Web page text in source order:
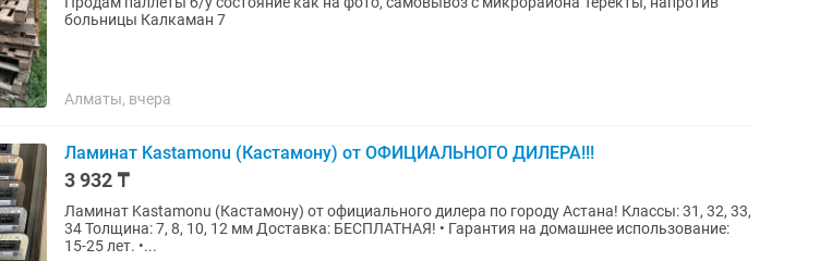
больницы Калкаман 7
Алматы, вчера
Ламинат Kastamonu (Кастамону) от ОФИЦИАЛЬНОГО ДИЛЕРА!!!
3 932 ₸
Ламинат Kastamonu (Кастамону) от официального дилера по городу Астана! Классы: 31, 32, 33,
34 Толщина: 7, 8, 10, 12 мм Доставка: БЕСПЛАТНАЯ! • Гарантия на домашнее использование:
15-25 лет. •...